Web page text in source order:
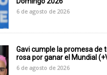
6 de agosto de 2026
Gavi cumple la promesa de
rosa por ganar el Mundial
6 de agosto de 2026